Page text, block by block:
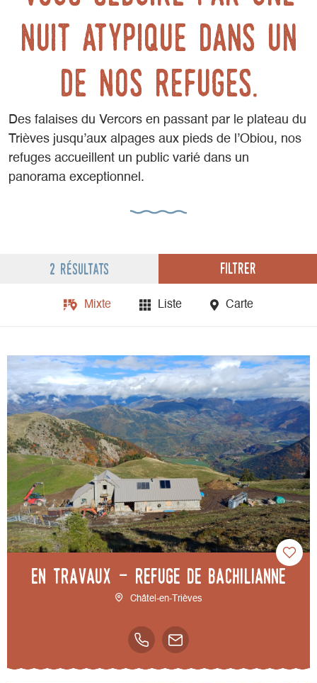
nuit atypique dans un
de nos refuges.
Des falaises du Vercors en passant par le plateau du
Trièves jusqu’aux alpages aux pieds de l’Obiou, nos
refuges accueillent un public varié dans un
panorama exceptionnel.
2 résultats Filtrer
Mixte Liste Carte
EN TRAVAUX - Refuge de Bachilianne
Châtel-en-Trièves